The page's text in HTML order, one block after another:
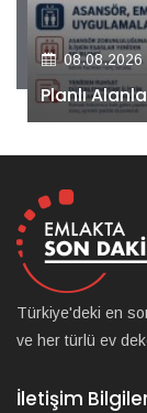
08.08.2026
Kiler
önemli
Türkiye'deki en
ve her türlü ev
İletişim